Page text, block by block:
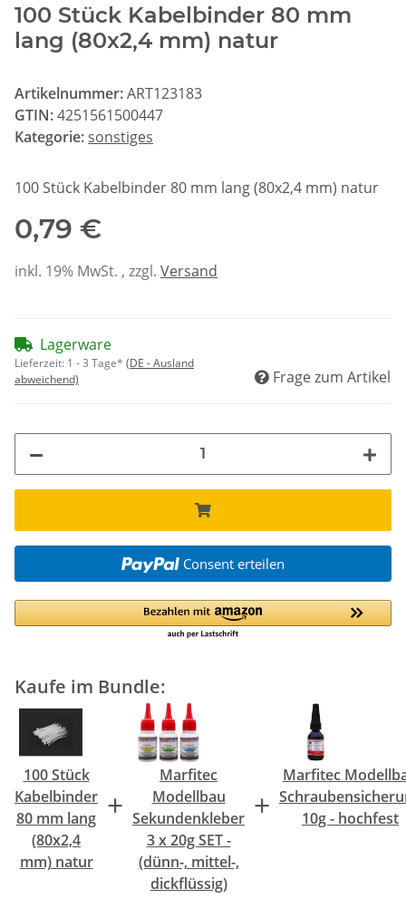
100 Stück Kabelbinder 80 mm
lang (80x2,4 mm) natur
Artikelnummer:ART123183
GTIN:4251561500447
Kategorie: sonstiges
100 Stück Kabelbinder 80 mm lang (80x2,4 mm) natur
0,79 €
inkl. 19% MwSt. , zzgl. Versand
Lagerware
Lieferzeit: 1 - 3 Tage* (DE - Ausland
abweichend)
Frage zum Artikel
Consent erteilen
Kaufe im Bundle:
100 Stück
Kabelbinder
80 mm lang
(80x2,4
mm) natur
+
Marfitec
Modellbau
Sekundenkleber
3 x 20g SET -
(dünn-, mittel-,
dickflüssig)
+
Marfitec
10g - hochfest